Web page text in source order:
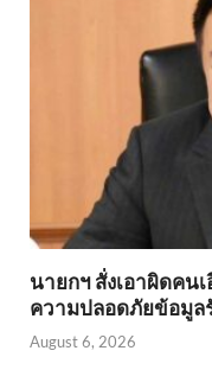
นายกฯ สั่งเอาผิดคน
ความปลอดภัยข้อมูล
August 6, 2026